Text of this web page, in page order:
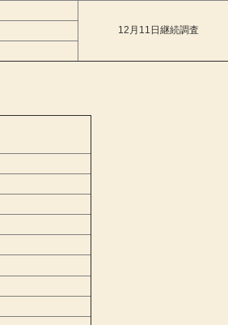
12月11日継続調査